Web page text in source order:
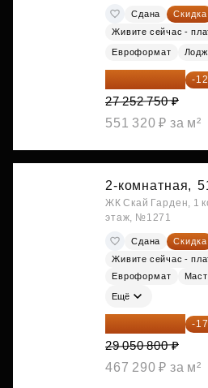
Сдана Скидка
Живите сейчас -
Евроформат
23 982 420 ₽ -
27 252 750 ₽
551 320 ₽ за м²
2-комнатная,
ЖК Скай Гарден, 1
этаж, №1271
Сдана Скидка
Живите сейчас -
Евроформат
Ещё
24 112 164 ₽ -
29 050 800 ₽
467 290 ₽ за м²